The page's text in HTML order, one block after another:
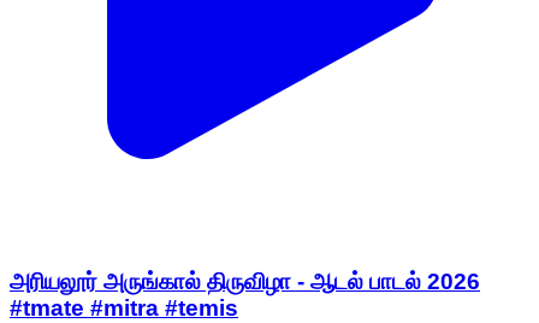
அரியலூர் அருங்கால் திருவிழா - ஆடல் பாடல் 2026
#tmate #mitra #temis